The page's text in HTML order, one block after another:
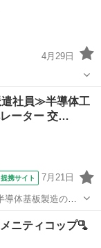
4月29日
イングラス
社員≫半導体工
ーター 交…
提携サイト 7月21日
導体基板製造の機
◎／稼ぎもしっか
ニティコップ🫗